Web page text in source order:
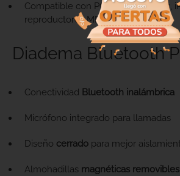
Compatible con PC, Mac, celulares,
reproductores MP3/MP4
Diadema Bluetooth
Conectividad Bluetooth inalámbrica
Micrófono integrado para llamadas
Diseño cerrado para mejor
Almohadillas magnéticas removibles